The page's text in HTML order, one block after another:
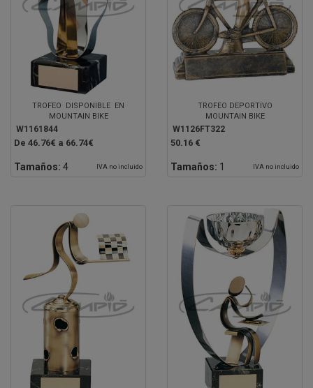
TROFEO DISPONIBLE EN
MOUNTAIN BIKE
W1161844
De 46.76€ a 66.74€
Tamaños: 4 IVA no incluido
TROFEO DEPORTIVO
MOUNTAIN BIKE
W1126FT322
50.16 €
Tamaños: 1 IVA no incluido